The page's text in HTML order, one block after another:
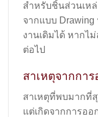
สำหรับชิ้นส่วนเห
จากแบบ Drawing
งานเดิมได้ หากไ
ต่อไป
สาเหตุจากกา
สาเหตุที่พบมากที่
แต่เกิดจากการออ